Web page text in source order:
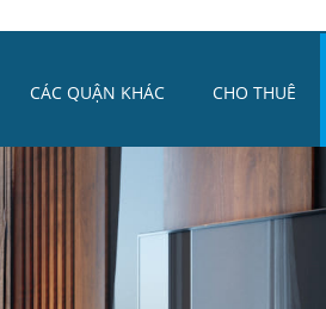
CÁC QUẬN KHÁC CHO THUÊ